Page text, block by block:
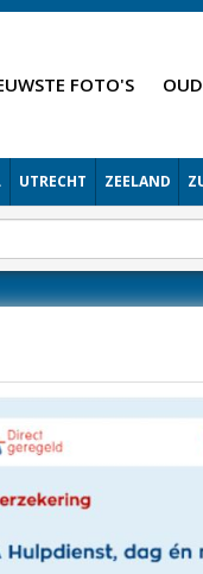
FOTO'S
UTRECHT ZEELAND